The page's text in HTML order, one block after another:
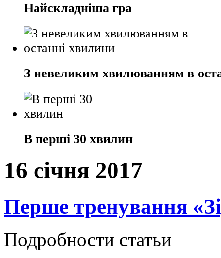
Найскладніша гра
З невеликим хвилюванням в
В перші 30 хвилин
16 січня 2017
Перше тренування
Подробности статьи